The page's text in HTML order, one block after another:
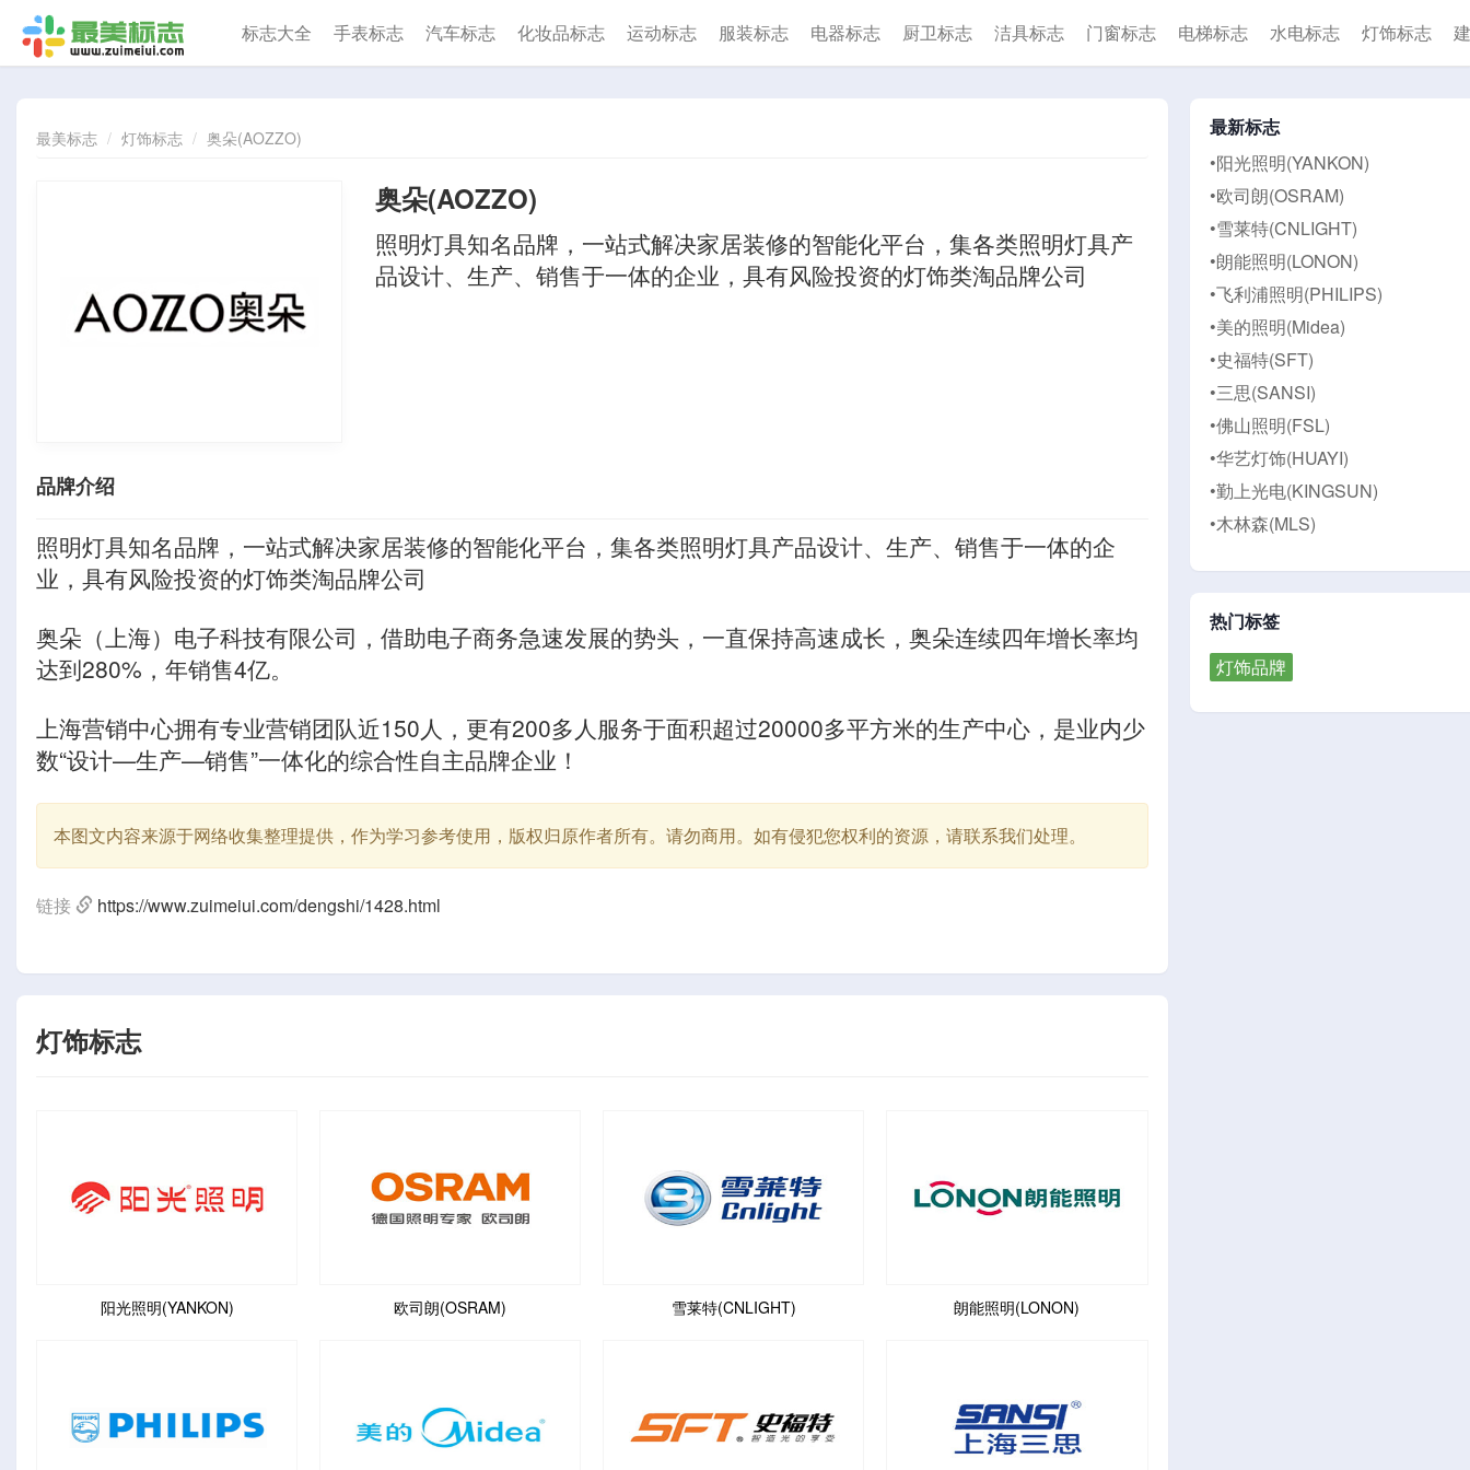
标志大全 手表标志 汽车标志 化妆品标志 运动标志 服装标志 电器标志 厨卫标志 洁具标志 门窗标志 电梯标志 水电标志 灯饰标志
最美标志 灯饰标志 奥朵(AOZZO)
奥朵(AOZZO)
照明灯具知名品牌，一站式解决家居装修的智能化平台，集各类照明灯具产
品设计、生产、销售于一体的企业，具有风险投资的灯饰类淘品牌公司
品牌介绍
照明灯具知名品牌，一站式解决家居装修的智能化平台，集各类照明灯具产品设计、生产、销售于一体的企
业，具有风险投资的灯饰类淘品牌公司
奥朵（上海）电子科技有限公司，借助电子商务急速发展的势头，一直保持高速成长，奥朵连续四年增长率均
达到280%，年销售4亿。
上海营销中心拥有专业营销团队近150人，更有200多人服务于面积超过20000多平方米的生产中心，是业内少
数“设计—生产—销售”一体化的综合性自主品牌企业！
本图文内容来源于网络收集整理提供，作为学习参考使用，版权归原作者所有。请勿商用。如有侵犯您权利的资源，请联系我们处理。
链接 https://www.zuimeiui.com/dengshi/1428.html
灯饰标志
阳光照明(YANKON) 欧司朗(OSRAM) 雪莱特(CNLIGHT) 朗能照明(LONON)
最新标志
•阳光照明(YANKON)
•欧司朗(OSRAM)
•雪莱特(CNLIGHT)
•朗能照明(LONON)
•飞利浦照明(PHILIPS)
•美的照明(Midea)
•史福特(SFT)
•三思(SANSI)
•佛山照明(FSL)
•华艺灯饰(HUAYI)
•勤上光电(KINGSUN)
•木林森(MLS)
热门标签
灯饰品牌